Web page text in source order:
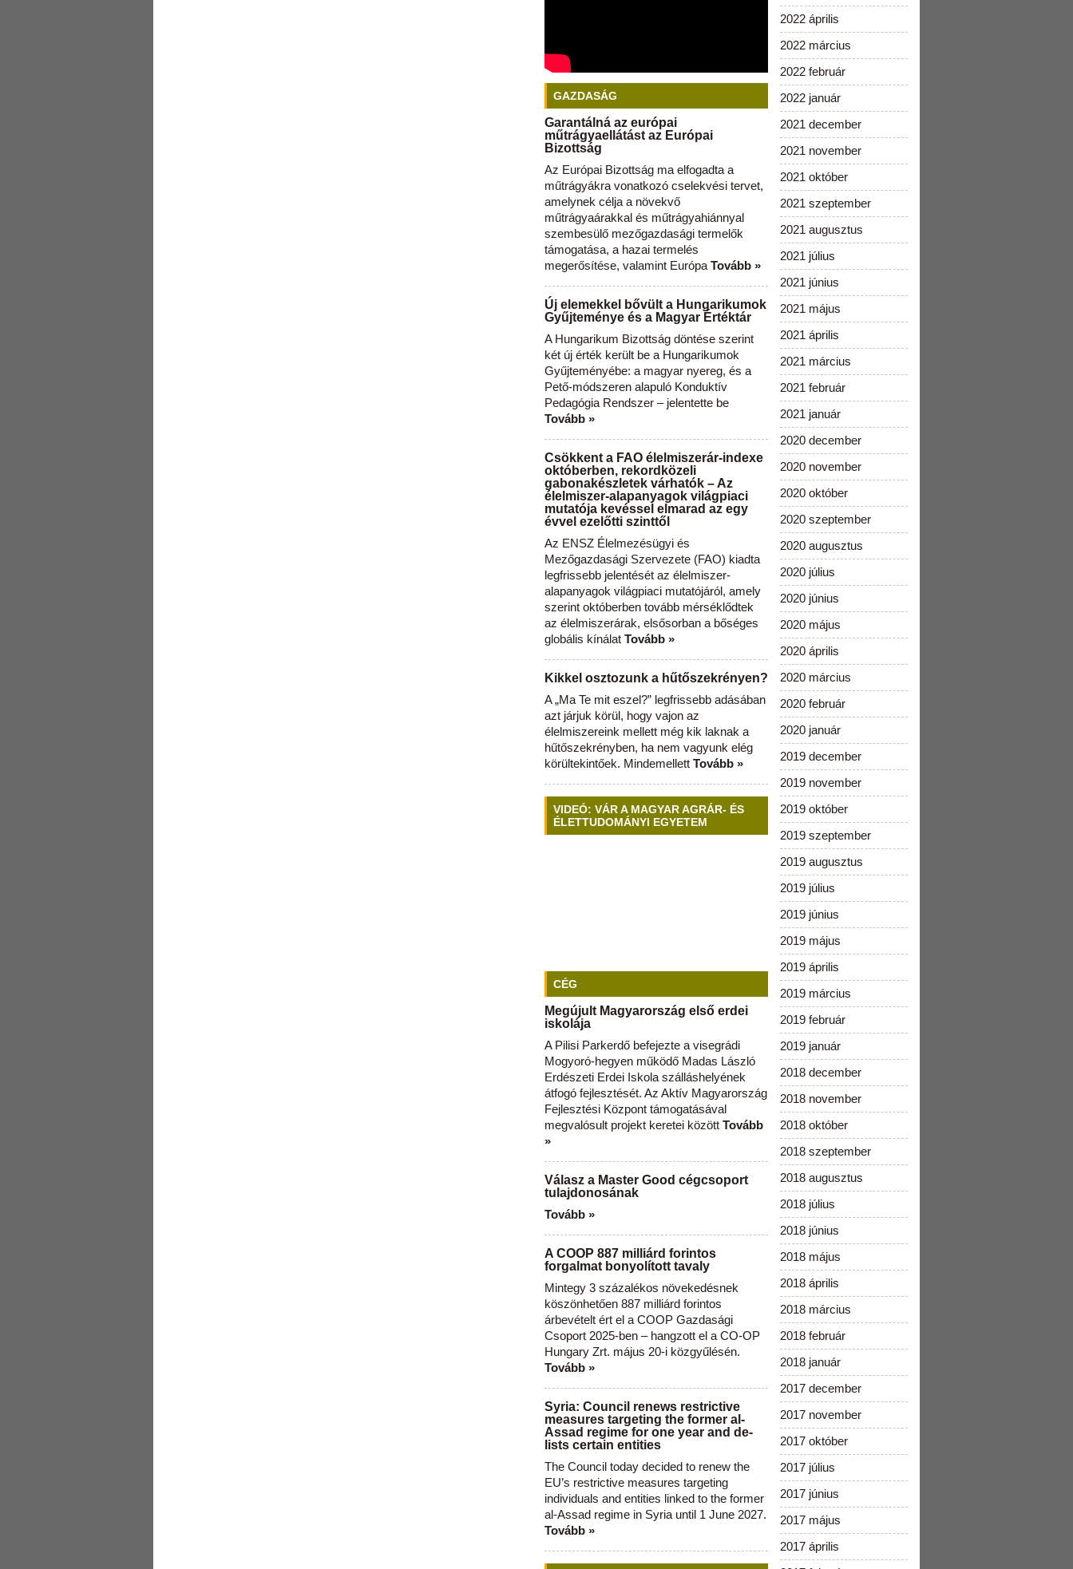
GAZDASÁG
Garantálná az európai
műtrágyaellátást az Európai
Bizottság
Az Európai Bizottság ma elfogadta a
műtrágyákra vonatkozó cselekvési tervet,
amelynek célja a növekvő
műtrágyaárakkal és műtrágyahiánnyal
szembesülő mezőgazdasági termelők
támogatása, a hazai termelés
megerősítése, valamint Európa Tovább »
Új elemekkel bővült a Hungarikumok
Gyűjteménye és a Magyar Értéktár
A Hungarikum Bizottság döntése szerint
két új érték került be a Hungarikumok
Gyűjteményébe: a magyar nyereg, és a
Pető-módszeren alapuló Konduktív
Pedagógia Rendszer – jelentette be
Tovább »
Csökkent a FAO élelmiszerár-indexe
októberben, rekordközeli
gabonakészletek várhatók – Az
élelmiszer-alapanyagok világpiaci
mutatója kevéssel elmarad az egy
évvel ezelőtti szinttől
Az ENSZ Élelmezésügyi és
Mezőgazdasági Szervezete (FAO) kiadta
legfrissebb jelentését az élelmiszer-
alapanyagok világpiaci mutatójáról, amely
szerint októberben tovább mérséklődtek
az élelmiszerárak, elsősorban a bőséges
globális kínálat Tovább »
Kikkel osztozunk a hűtőszekrényen?
A „Ma Te mit eszel?” legfrissebb adásában
azt járjuk körül, hogy vajon az
élelmiszereink mellett még kik laknak a
hűtőszekrényben, ha nem vagyunk elég
körültekintőek. Mindemellett Tovább »
VIDEÓ: VÁR A MAGYAR AGRÁR- ÉS
ÉLETTUDOMÁNYI EGYETEM
CÉG
Megújult Magyarország első erdei
iskolája
A Pilisi Parkerdő befejezte a visegrádi
Mogyoró-hegyen működő Madas László
Erdészeti Erdei Iskola szálláshelyének
átfogó fejlesztését. Az Aktív Magyarország
Fejlesztési Központ támogatásával
megvalósult projekt keretei között Tovább
»
Válasz a Master Good cégcsoport
tulajdonosának
Tovább »
A COOP 887 milliárd forintos
forgalmat bonyolított tavaly
Mintegy 3 százalékos növekedésnek
köszönhetően 887 milliárd forintos
árbevételt ért el a COOP Gazdasági
Csoport 2025-ben – hangzott el a CO-OP
Hungary Zrt. május 20-i közgyűlésén.
Tovább »
Syria: Council renews restrictive
measures targeting the former al-
Assad regime for one year and de-
lists certain entities
The Council today decided to renew the
EU’s restrictive measures targeting
individuals and entities linked to the former
al-Assad regime in Syria until 1 June 2027.
Tovább »
2022 április
2022 március
2022 február
2022 január
2021 december
2021 november
2021 október
2021 szeptember
2021 augusztus
2021 július
2021 június
2021 május
2021 április
2021 március
2021 február
2021 január
2020 december
2020 november
2020 október
2020 szeptember
2020 augusztus
2020 július
2020 június
2020 május
2020 április
2020 március
2020 február
2020 január
2019 december
2019 november
2019 október
2019 szeptember
2019 augusztus
2019 július
2019 június
2019 május
2019 április
2019 március
2019 február
2019 január
2018 december
2018 november
2018 október
2018 szeptember
2018 augusztus
2018 július
2018 június
2018 május
2018 április
2018 március
2018 február
2018 január
2017 december
2017 november
2017 október
2017 július
2017 június
2017 május
2017 április